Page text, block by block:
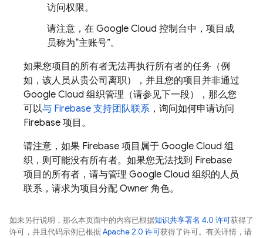
访问权限。
请注意，在 Google Cloud 控制台中，项目成
员称为“主账号”。
如果您项目的所有者无法再执行所有者的任务（例
如，该人员从贵公司离职），并且您的项目并非通过
Google Cloud 组织管理（请参见下一段），那么您
可以与 Firebase 支持团队联系 ，询问如何申请访问
Firebase 项目。
请注意，如果 Firebase 项目属于 Google Cloud 组
织，则可能没有所有者。如果您无法找到 Firebase
项目的所有者，请与管理 Google Cloud 组织的人员
联系，请求为项目分配 Owner 角色。
如未另行说明，那么本页面中的内容已根据知识共享署名 4.0 许可获得了
许可，并且代码示例已根据Apache 2.0 许可获得了许可。有关详情，请